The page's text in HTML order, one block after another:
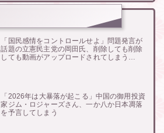
「国民感情をコントロールせよ」問題発言が
話題の立憲民主党の岡田氏、削除しても削除
しても動画がアップロードされてしまう…
「2026年は大暴落が起こる」中国の御用投資
家ジム・ロジャーズさん、一か八か日本凋落
を予言してしまう